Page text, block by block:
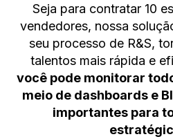
Seja para contratar 10
vendedores, nossa
seu processo de R&S,
talentos mais rápida e
você pode monitorar
meio de dashboards e
importantes para